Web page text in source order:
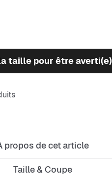
taille pour être averti(e)
propos de cet article
Taille & Coupe